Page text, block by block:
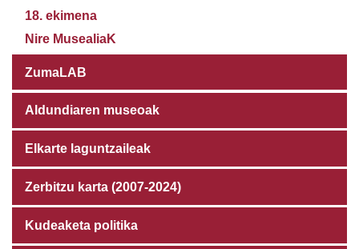
18. ekimena
Nire MusealiaK
ZumaLAB
Aldundiaren museoak
Elkarte laguntzaileak
Zerbitzu karta (2007-2024)
Kudeaketa politika